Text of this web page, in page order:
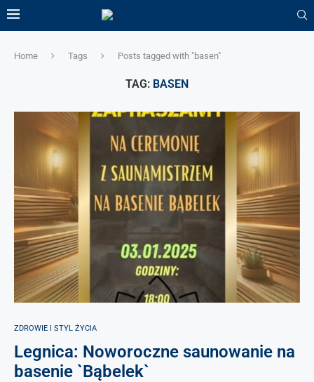
Home Tags Posts tagged with "basen"
TAG: BASEN
ZDROWIE I STYL ŻYCIA
Legnica: Noworoczne saunowanie na
basenie `Bąbelek`